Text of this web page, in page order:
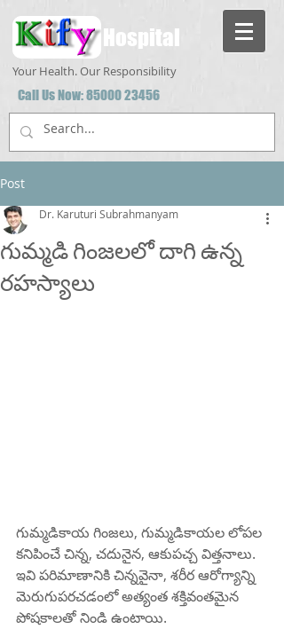
Hospital
Your Health. Our Responsibility
Call Us Now:85000 23456
Post
గుమ్మడి గింజలలో దాగి ఉన్న
రహస్యాలు
Dr. Karuturi Subrahmanyam
గుమ్మడికాయ గింజలు, గుమ్మడికాయల లోపల
కనిపించే చిన్న, చదునైన, ఆకుపచ్చ విత్తనాలు.
ఇవి పరిమాణానికి చిన్నవైనా, శరీర ఆరోగ్యాన్ని
మెరుగుపరచడంలో అత్యంత శక్తివంతమైన
పోషకాలతో నిండి ఉంటాయి.